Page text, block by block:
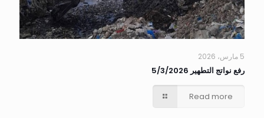
5 مارس، 2026
رفع نواتج التطهير 5/3/2026
Read more